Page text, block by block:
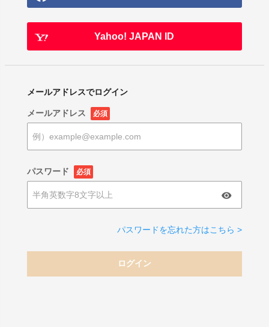
Yahoo! JAPAN ID
メールアドレスでログイン
メールアドレス 必須
パスワード 必須
パスワードを忘れた方はこちら >
ログイン